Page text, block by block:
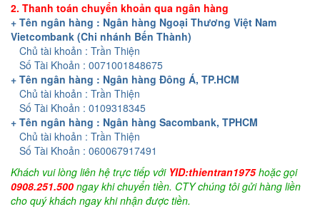
2. Thanh toán chuyển khoản qua ngân hàng
+ Tên ngân hàng : Ngân hàng Ngoại Thương Việt Nam
Vietcombank (Chi nhánh Bến Thành)
Chủ tài khoản : Trần Thiện
Số Tài Khoản : 0071001848675
+ Tên ngân hàng : Ngân hàng Đông Á, TP.HCM
Chủ tài khoản : Trần Thiện
Số Tài Khoản : 0109318345
+ Tên ngân hàng : Ngân hàng Sacombank, TPHCM
Chủ tài khoản : Trần Thiện
Số Tài Khoản : 060067917491
Khách vui lòng liên hệ trực tiếp với YID:thientran1975hoặc gọi
0908.251.500 ngay khi chuyển tiền. CTY chúng tôi gửi hàng liền
cho quý khách ngay khi nhận được tiền.